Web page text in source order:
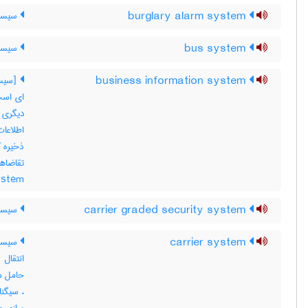
ای
ذخیره
حامل
،